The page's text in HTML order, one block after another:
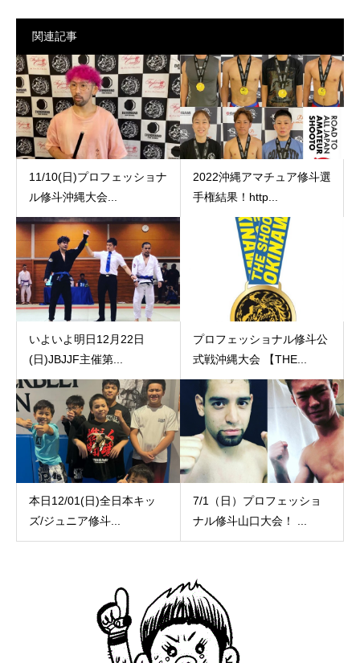
関連記事
11/10(日)プロフェッショナ
ル修斗沖縄大会...
2022沖縄アマチュア修斗選
手権結果！http...
いよいよ明日12月22日
(日)JBJJF主催第...
プロフェッショナル修斗公
式戦沖縄大会 【THE...
本日12/01(日)全日本キッ
ズ/ジュニア修斗...
7/1（日）プロフェッショ
ナル修斗山口大会！ ...